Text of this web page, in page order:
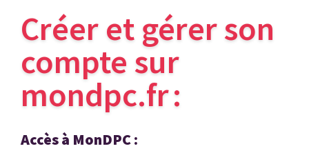
Créer et gérer son
compte sur
mondpc.fr :
Accès à MonDPC: